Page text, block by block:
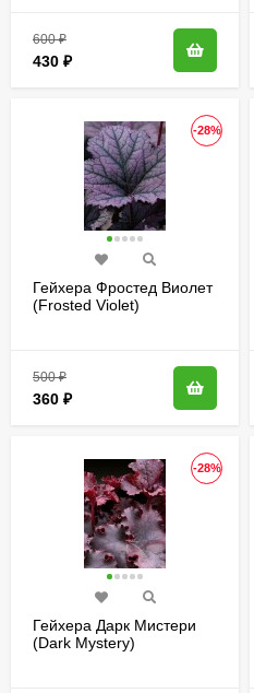
600₽
430 ₽
-28%
Гейхера Фростед Виолет
(Frosted Violet)
500₽
360 ₽
-28%
Гейхера Дарк Мистери
(Dark Mystery)